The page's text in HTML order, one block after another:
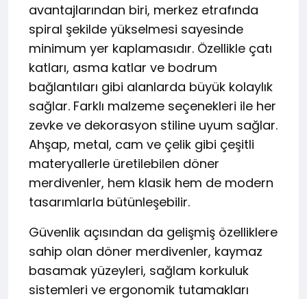
avantajlarından biri, merkez etrafında
spiral şekilde yükselmesi sayesinde
minimum yer kaplamasıdır. Özellikle çatı
katları, asma katlar ve bodrum
bağlantıları gibi alanlarda büyük kolaylık
sağlar. Farklı malzeme seçenekleri ile her
zevke ve dekorasyon stiline uyum sağlar.
Ahşap, metal, cam ve çelik gibi çeşitli
materyallerle üretilebilen döner
merdivenler, hem klasik hem de modern
tasarımlarla bütünleşebilir.
Güvenlik açısından da gelişmiş özelliklere
sahip olan döner merdivenler, kaymaz
basamak yüzeyleri, sağlam korkuluk
sistemleri ve ergonomik tutamakları